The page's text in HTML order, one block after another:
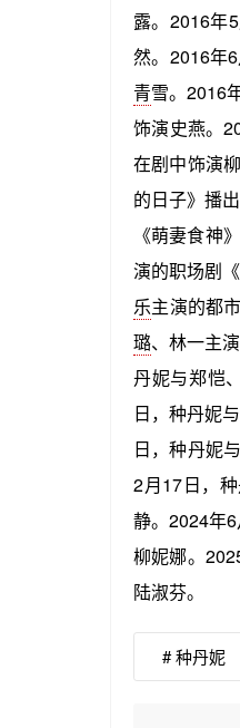
露。2016年
然。2016年
青雪。2016
饰演史燕。
在剧中饰演
的日子》播
《萌妻食神
演的职场剧
乐主演的都
璐、林一主
丹妮与郑恺
日，种丹妮与
日，种丹妮
2月17日，
静。2024年
柳妮娜。
陆淑芬。
# 种丹妮